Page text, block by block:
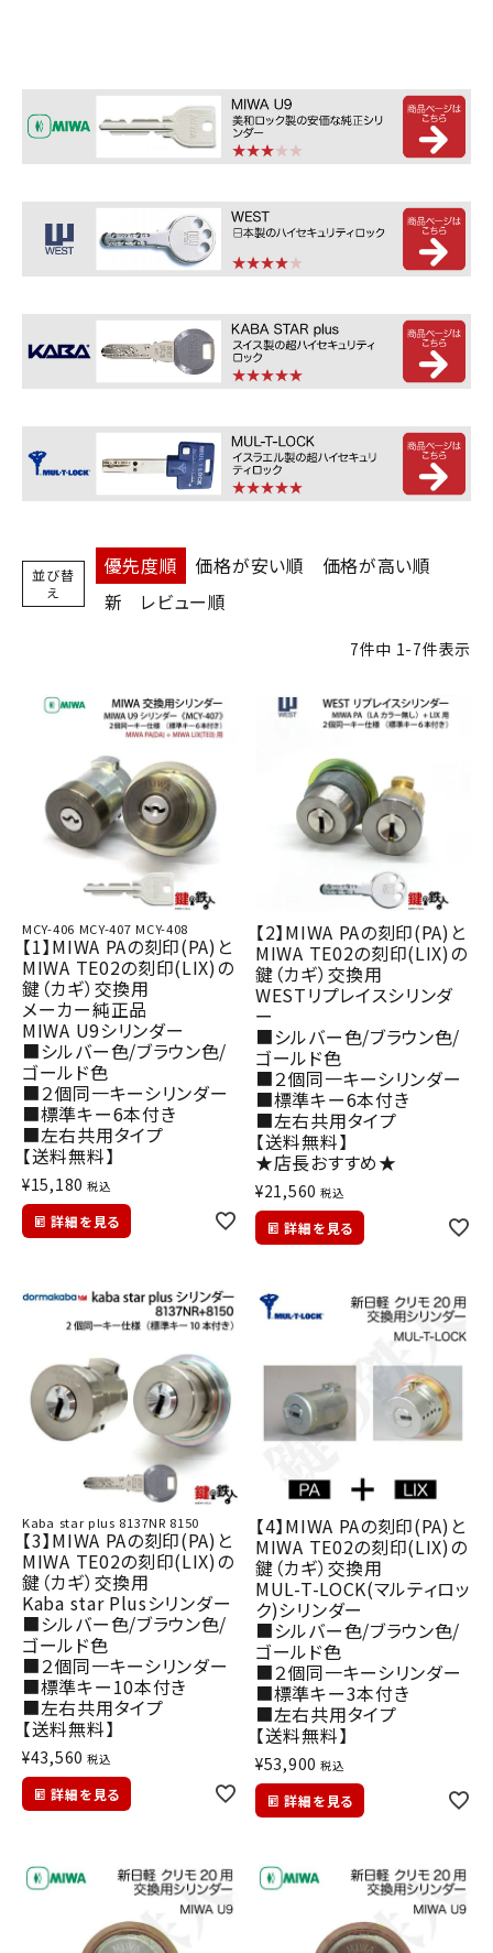
並び替
え
優先度順 価格が安い順
価格が高い順
新
レビュー順
7件中 1-7件表示
MCY-406 MCY-407 MCY-408
【1】MIWA PAの刻印(PA)と
MIWA TE02の刻印(LIX)の
鍵（カギ）交換用
メーカー純正品
MIWA U9シリンダー
■シルバー色/ブラウン色/
ゴールド色
■２個同一キーシリンダー
■標準キー6本付き
■左右共用タイプ
【送料無料】
¥15,180 税込
詳細を見る
【2】MIWA PAの刻印(PA)と
MIWA TE02の刻印(LIX)の
鍵（カギ）交換用
WESTリプレイスシリンダ
ー
■シルバー色/ブラウン色/
ゴールド色
■２個同一キーシリンダー
■標準キー6本付き
■左右共用タイプ
【送料無料】
★店長おすすめ★
¥21,560 税込
詳細を見る
Kaba star plus 8137NR 8150
【3】MIWA PAの刻印(PA)と
MIWA TE02の刻印(LIX)の
鍵（カギ）交換用
Kaba star Plusシリンダー
■シルバー色/ブラウン色/
ゴールド色
■２個同一キーシリンダー
■標準キー10本付き
■左右共用タイプ
【送料無料】
¥43,560 税込
詳細を見る
【4】MIWA PAの刻印(PA)と
MIWA TE02の刻印(LIX)の
鍵（カギ）交換用
MUL-T-LOCK(マルティロッ
ク)シリンダー
■シルバー色/ブラウン色/
ゴールド色
■２個同一キーシリンダー
■標準キー3本付き
■左右共用タイプ
【送料無料】
¥53,900 税込
詳細を見る